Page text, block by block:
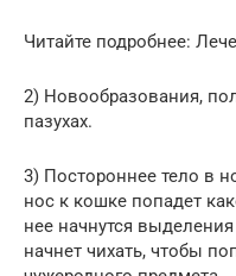
Читайте подробнее:
2) Новообразования,
пазухах.
3) Постороннее тело в
нос к кошке попадет
нее начнутся
начнет чихать, чтобы